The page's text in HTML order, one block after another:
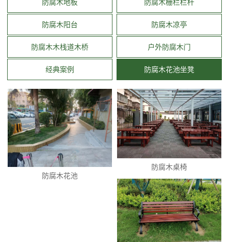
防腐木地板 防腐木栅栏栏杆
防腐木阳台 防腐木凉亭
防腐木木栈道木桥 户外防腐木门
经典案例 防腐木花池坐凳
防腐木花池
防腐木桌椅